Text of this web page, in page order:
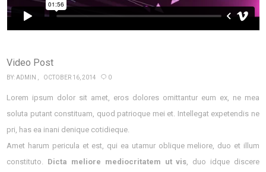
Video Post
BY:ADMIN OCTOBER 16, 2014 0
Lorem ipsum dolor sit amet, eros dolores omittantur eum ex, ne mea
soluta putant constituam, quod patrioque mei et. Intellegat expetendis ne
pri, has ea inani denique cotidieque.
Amet harum pericula et est, qui ea utamur oblique meliore, duo et illum
constituto. Dicta meliore mediocritatem ut vis , duo idque discere